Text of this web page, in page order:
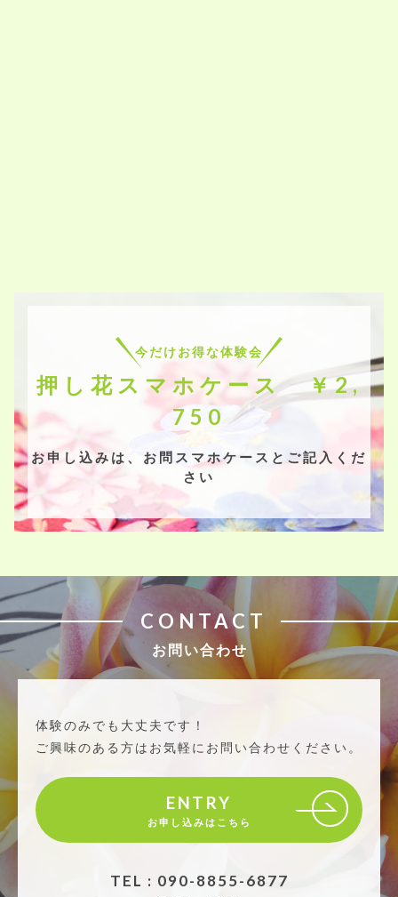
今だけお得な体験会
押し花スマホケース ￥2,
750
お申し込みは、お問スマホケースとご記入くだ
さい
CONTACT
お問い合わせ
体験のみでも大丈夫です！
ご興味のある方はお気軽にお問い合わせください。
ENTRY
お申し込みはこちら
TEL : 090-8855-6877